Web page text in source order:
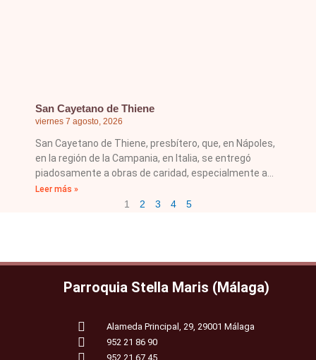
San Cayetano de Thiene
viernes 7 agosto, 2026
San Cayetano de Thiene, presbítero, que, en Nápoles,
en la región de la Campania, en Italia, se entregó
piadosamente a obras de caridad, especialmente a
Leer más »
1 2 3 4 5
Parroquia Stella Maris (Málaga)
Alameda Principal, 29, 29001 Málaga
952 21 86 90
952 21 67 45